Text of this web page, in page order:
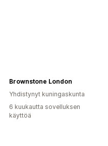
Brownstone London
Yhdistynyt kuningaskunta
6 kuukautta sovelluksen
käyttöä